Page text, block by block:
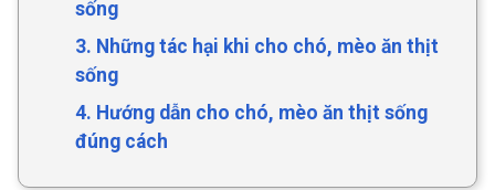
sống
3. Những tác hại khi cho chó, mèo ăn thịt
sống
4. Hướng dẫn cho chó, mèo ăn thịt sống
đúng cách